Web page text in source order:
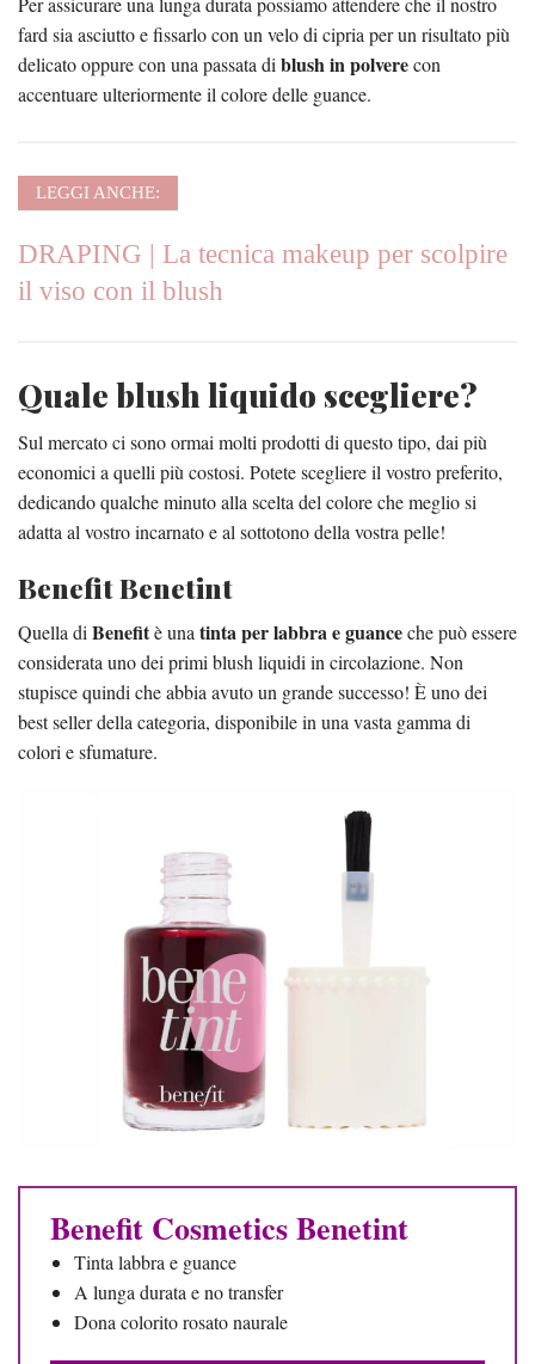
fard sia asciutto e fissarlo con un velo di cipria per un risultato più
delicato oppure con una passata di blush in polverecon
accentuare ulteriormente il colore delle guance.
LEGGI ANCHE:
DRAPING | La tecnica makeup per scolpire
il viso con il blush
Quale blush liquido scegliere?
Sul mercato ci sono ormai molti prodotti di questo tipo, dai più
economici a quelli più costosi. Potete scegliere il vostro preferito,
dedicando qualche minuto alla scelta del colore che meglio si
adatta al vostro incarnato e al sottotono della vostra pelle!
Benefit Benetint
Quella di Benefitè una tinta per labbra e guanceche può essere
considerata uno dei primi blush liquidi in circolazione. Non
stupisce quindi che abbia avuto un grande successo! È uno dei
best seller della categoria, disponibile in una vasta gamma di
colori e sfumature.
Benefit Cosmetics Benetint
Tinta labbra e guance
A lunga durata e no transfer
Dona colorito rosato naurale